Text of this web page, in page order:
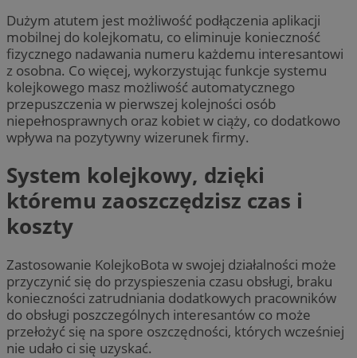
Dużym atutem jest możliwość podłączenia aplikacji
mobilnej do kolejkomatu, co eliminuje konieczność
fizycznego nadawania numeru każdemu interesantowi
z osobna. Co więcej, wykorzystując funkcje systemu
kolejkowego masz możliwość automatycznego
przepuszczenia w pierwszej kolejności osób
niepełnosprawnych oraz kobiet w ciąży, co dodatkowo
wpływa na pozytywny wizerunek firmy.
System kolejkowy, dzięki
któremu zaoszczędzisz czas i
koszty
Zastosowanie KolejkoBota w swojej działalności może
przyczynić się do przyspieszenia czasu obsługi, braku
konieczności zatrudniania dodatkowych pracowników
do obsługi poszczególnych interesantów co może
przełożyć się na spore oszczędności, których wcześniej
nie udało ci się uzyskać.